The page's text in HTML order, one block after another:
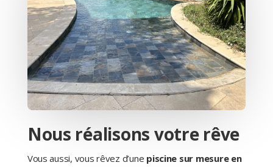
Nous réalisons votre rêve
Vous aussi, vous rêvez d’une piscine sur mesure en